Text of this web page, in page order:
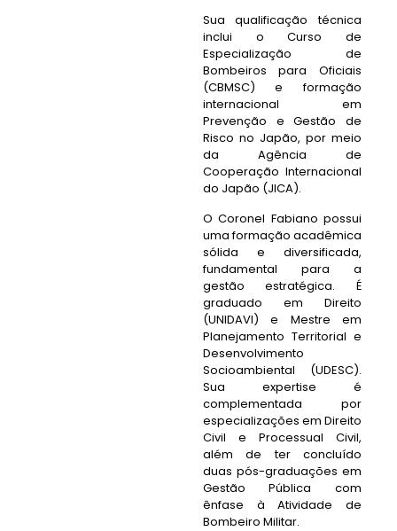
Sua qualificação técnica
inclui o Curso de
Especialização de
Bombeiros para Oficiais
(CBMSC) e formação
internacional em
Prevenção e Gestão de
Risco no Japão, por meio
da Agência de
Cooperação Internacional
do Japão (JICA).
O Coronel Fabiano possui
uma formação acadêmica
sólida e diversificada,
fundamental para a
gestão estratégica. É
graduado em Direito
(UNIDAVI) e Mestre em
Planejamento Territorial e
Desenvolvimento
Socioambiental (UDESC).
Sua expertise é
complementada por
especializações em Direito
Civil e Processual Civil,
além de ter concluído
duas pós-graduações em
Gestão Pública com
ênfase à Atividade de
Bombeiro Militar.